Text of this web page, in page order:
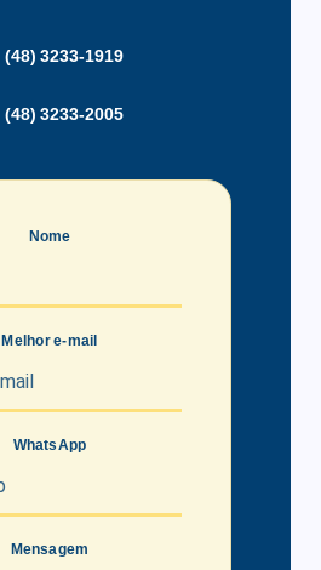
Portaria 24 Horas
(48) 3233-1919
(48) 3233-2005
Nome
Melhor e-mail
WhatsApp
Mensagem